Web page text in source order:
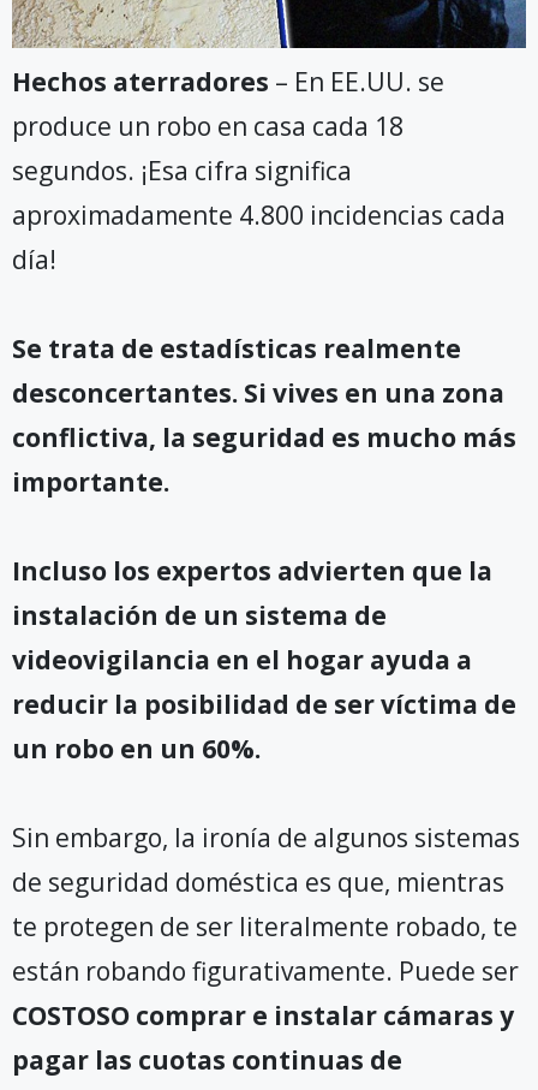
Hechos aterradores – En EE.UU. se
produce un robo en casa cada 18
segundos. ¡Esa cifra significa
aproximadamente 4.800 incidencias cada
día!
Se trata de estadísticas realmente
desconcertantes. Si vives en una zona
conflictiva, la seguridad es mucho más
importante.
Incluso los expertos advierten que la
instalación de un sistema de
videovigilancia en el hogar ayuda a
reducir la posibilidad de ser víctima de
un robo en un 60%.
Sin embargo, la ironía de algunos sistemas
de seguridad doméstica es que, mientras
te protegen de ser literalmente robado, te
están robando figurativamente. Puede ser
COSTOSO comprar e instalar cámaras y
pagar las cuotas continuas de